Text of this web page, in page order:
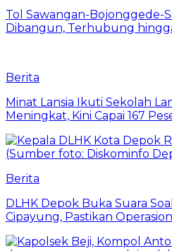
Tol Sawangan-Bojonggede-
Dibangun, Terhubung
Berita
Minat Lansia Ikuti Sekolah
Meningkat, Kini Capai 167
Berita
DLHK Depok Buka Suara
Cipayung, Pastikan